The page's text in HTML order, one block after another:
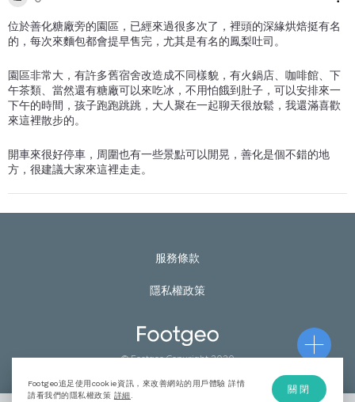
位於善化糖廠旁的園區，已經來過很多次了，裡頭的深緣烘焙挺有名
的，每次來麵包都會提早售完，尤其是有名的鳳梨吐司。
園區非常大，有許多舊宿舍改造成不同樣貌，有火鍋店、咖啡館、下
午茶類、當然還有糖廠可以來吃冰，不用怕餓到肚子，可以安排來一
下午的時間，孩子跑跑跳跳，大人聚在一起聊天很放鬆，我還滿喜歡
來這裡散步的。
開車來很好停車，周圍也有一些景點可以閒晃，善化是個不錯的地
方，很建議大家來這裡走走。
服務條款
隱私權政策
© Footgeo Copyright 2020
Footgeo追足使用cookie資訊，來改善網站的用戶體驗 詳情
請看我們的隱私權政策 詳細
關閉